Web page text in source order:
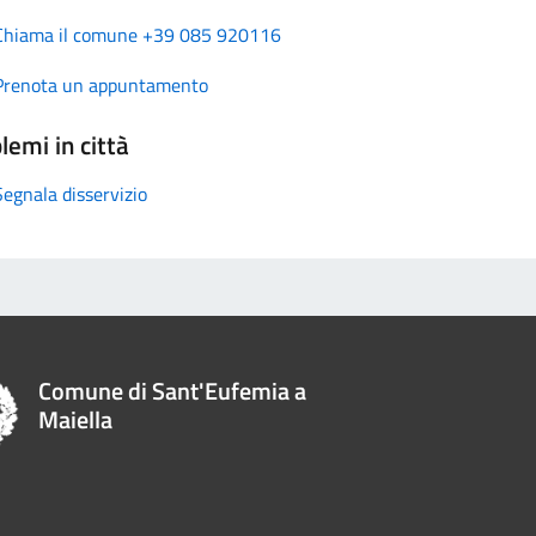
il comune +39 085 920116
un appuntamento
in città
disservizio
Comune di Sant'Eufemia a
Maiella